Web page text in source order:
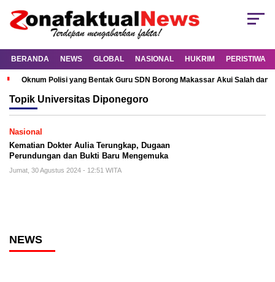
BERANDA NEWS GLOBAL NASIONAL HUKRIM PERISTIWA
Oknum Polisi yang Bentak Guru SDN Borong Makassar Akui Salah dan
Topik Universitas Diponegoro
Nasional
Kematian Dokter Aulia Terungkap, Dugaan
Perundungan dan Bukti Baru Mengemuka
Jumat, 30 Agustus 2024 - 12:51 WITA
NEWS